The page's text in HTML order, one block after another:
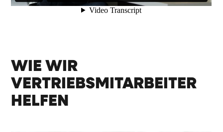
WIE WIR
VERTRIEBSMITARBEITER
HELFEN